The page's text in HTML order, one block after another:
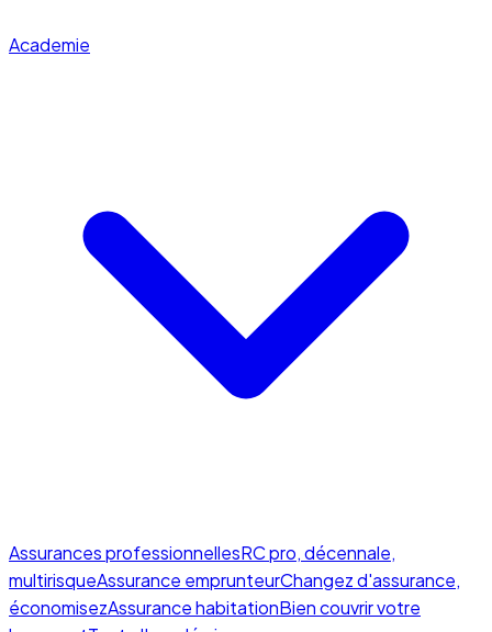
Academie
Assurances professionnellesRC pro, décennale,
multirisqueAssurance emprunteurChangez d'assurance,
économisezAssurance habitationBien couvrir votre